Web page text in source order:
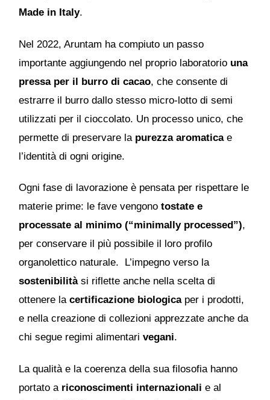
Made in Italy.
Nel 2022, Aruntam ha compiuto un passo
importante aggiungendo nel proprio laboratorio una
pressa per il burro di cacao, che consente di
estrarre il burro dallo stesso micro-lotto di semi
utilizzati per il cioccolato. Un processo unico, che
permette di preservare la purezza aromaticae
l’identità di ogni origine.
Ogni fase di lavorazione è pensata per rispettare le
materie prime: le fave vengonotostate e
processate al minimo (“minimally processed”),
per conservare il più possibile il loro profilo
organolettico naturale. L’impegno verso la
sostenibilitàsi riflette anche nella scelta di
ottenere lacertificazione biologicaper i prodotti,
e nella creazione di collezioni apprezzate anche da
chi segue regimi alimentarivegani.
La qualità e la coerenza della sua filosofia hanno
portato a riconoscimenti internazionali e al